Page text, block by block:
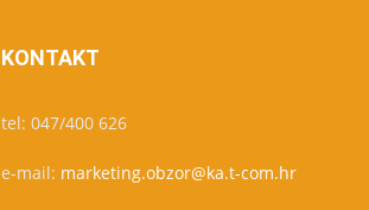
KONTAKT
tel: 047/400 626
e-mail: marketing.obzor@ka.t-com.hr